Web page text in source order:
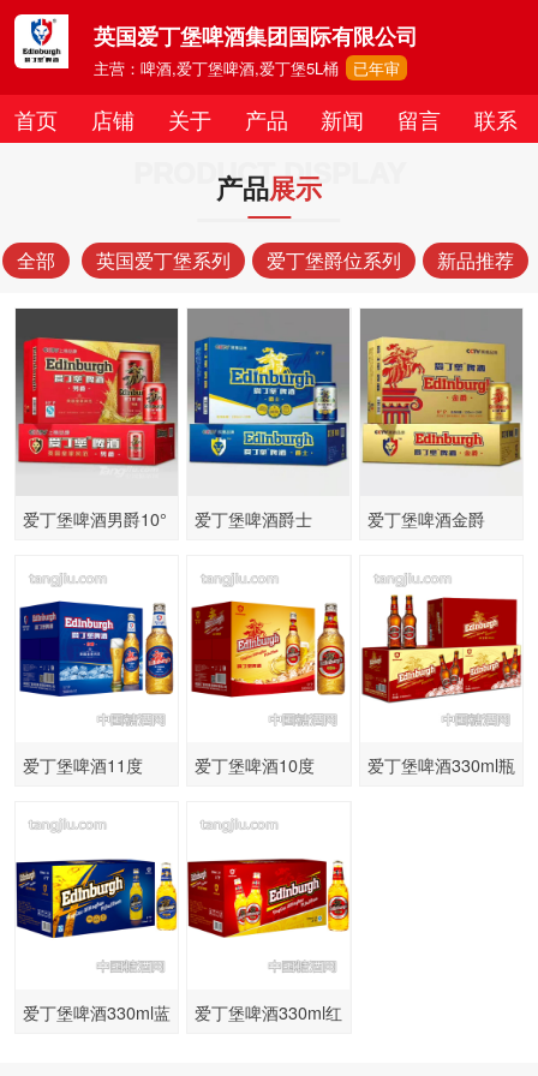
英国爱丁堡啤酒集团国际有限公司
主营：啤酒,爱丁堡啤酒,爱丁堡5L桶 已年审
首页 店铺 关于 产品 新闻 留言 联系
PRODUCT DISPLAY
产品展示
全部 英国爱丁堡系列 爱丁堡爵位系列 新品推荐
爱丁堡啤酒男爵10°
爱丁堡啤酒爵士
爱丁堡啤酒金爵
爱丁堡啤酒11度
爱丁堡啤酒10度
爱丁堡啤酒330ml瓶
爱丁堡啤酒330ml蓝
爱丁堡啤酒330ml红